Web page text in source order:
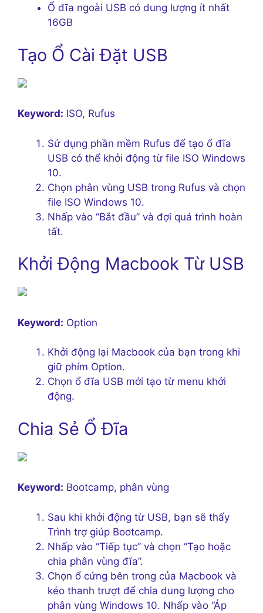
Ổ đĩa ngoài USB có dung lượng ít nhất
16GB
Tạo Ổ Cài Đặt USB
Keyword: ISO, Rufus
Sử dụng phần mềm Rufus để tạo ổ đĩa
USB có thể khởi động từ file ISO Windows
10.
Chọn phân vùng USB trong Rufus và chọn
file ISO Windows 10.
Nhấp vào “Bắt đầu” và đợi quá trình hoàn
tất.
Khởi Động Macbook Từ USB
Keyword: Option
Khởi động lại Macbook của bạn trong khi
giữ phím Option.
Chọn ổ đĩa USB mới tạo từ menu khởi
động.
Chia Sẻ Ổ Đĩa
Keyword: Bootcamp, phân vùng
Sau khi khởi động từ USB, bạn sẽ thấy
Trình trợ giúp Bootcamp.
Nhấp vào “Tiếp tục” và chọn “Tạo hoặc
chia phân vùng đĩa”.
Chọn ổ cứng bên trong của Macbook và
kéo thanh trượt để chia dung lượng cho
phân vùng Windows 10. Nhấp vào “Áp